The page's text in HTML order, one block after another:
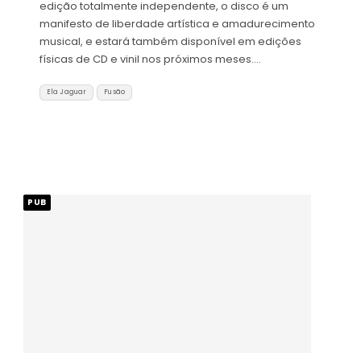
edição totalmente independente, o disco é um
manifesto de liberdade artística e amadurecimento
musical, e estará também disponível em edições
físicas de CD e vinil nos próximos meses.…
Ela Jaguar Fusão
PUB